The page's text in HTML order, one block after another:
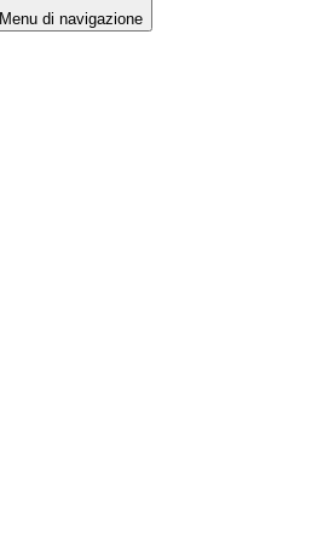
Menu di navigazione